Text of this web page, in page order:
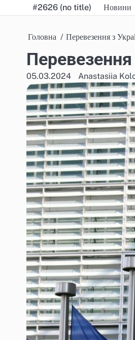
to
#2626 (no title) Новини
Головна Перевезення з
05.03.2024 Anastasiia